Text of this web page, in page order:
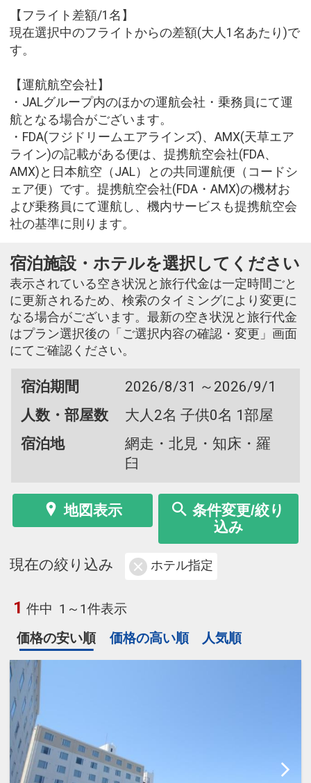
【フライト差額/1名】
現在選択中のフライトからの差額(大人1名あたり)で
す。
【運航航空会社】
・JALグループ内のほかの運航会社・乗務員にて運
航となる場合がございます。
・FDA(フジドリームエアラインズ)、AMX(天草エア
ライン)の記載がある便は、提携航空会社(FDA、
AMX)と日本航空（JAL）との共同運航便（コードシ
ェア便）です。提携航空会社(FDA・AMX)の機材お
よび乗務員にて運航し、機内サービスも提携航空会
社の基準に則ります。
宿泊施設・ホテルを選択してください
表示されている空き状況と旅行代金は一定時間ごと
に更新されるため、検索のタイミングにより変更に
なる場合がございます。最新の空き状況と旅行代金
はプラン選択後の「ご選択内容の確認・変更」画面
にてご確認ください。
宿泊期間
2026/8/31 ～2026/9/1
人数・部屋数
大人2名 子供0名 1部屋
宿泊地
網走・北見・知床・羅
臼
地図表示
条件変更/絞り
込み
現在の絞り込み ホテル指定
1 件中 1～1件表示
価格の安い順
価格の高い順 人気順